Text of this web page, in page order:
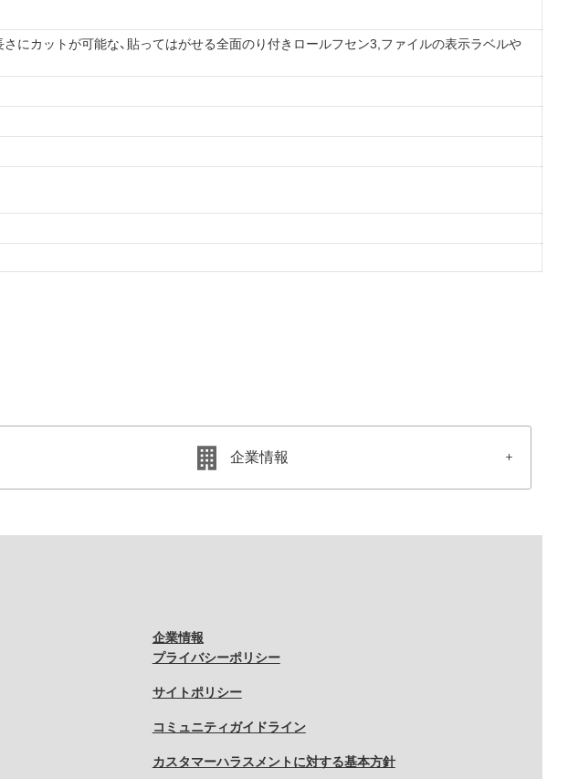
にカットが可能な、貼ってはがせる全面のり付きロールフセン3,ファイルの表示ラベルや
企業情報
企業情報
プライバシーポリシー
サイトポリシー
コミュニティガイドライン
カスタマーハラスメントに対する基本方針